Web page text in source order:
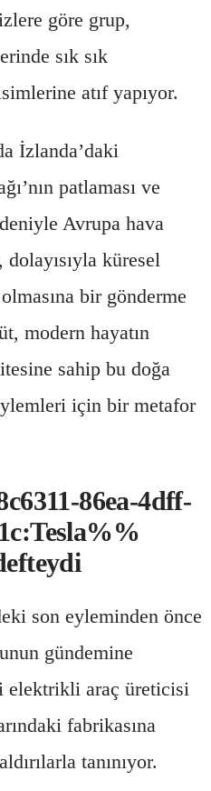
göre grup,
sık sık
atıf yapıyor.
İzlanda’daki
patlaması ve
Avrupa hava
dolayısıyla küresel
bir gönderme
modern hayatın
sahip bu doğa
için bir metafor
86ea-4dff-
son eyleminden önce
gündemine
elektrikli araç üreticisi
fabrikasına
tanınıyor.